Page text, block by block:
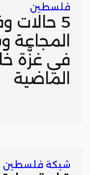
فلسطين
5 حالات
المجاعة
الماضية
شبكة فلسطين